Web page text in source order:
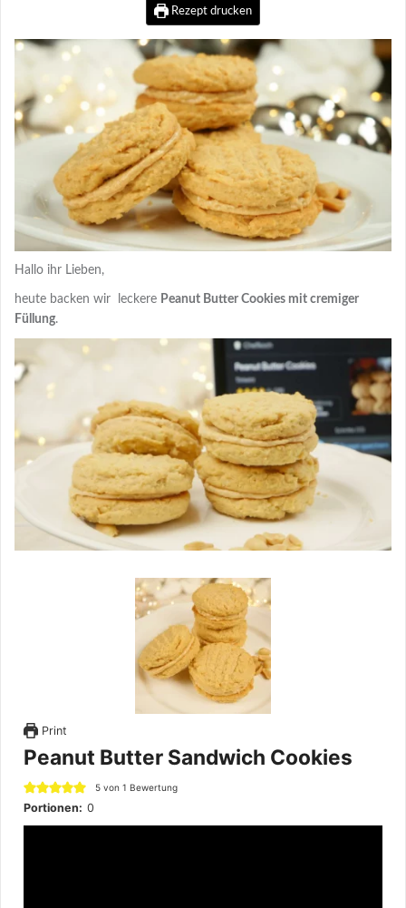
Rezept drucken
Hallo ihr Lieben,
heute backen wir leckere Peanut Butter Cookies mit cremiger
Füllung.
Print
Peanut Butter Sandwich Cookies
5 von 1 Bewertung
Portionen: 0